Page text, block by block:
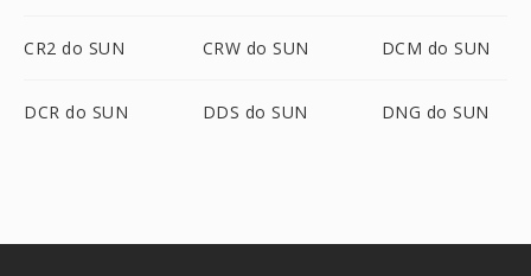
CR2 do SUN CRW do SUN DCM do SUN
DCR do SUN DDS do SUN DNG do SUN